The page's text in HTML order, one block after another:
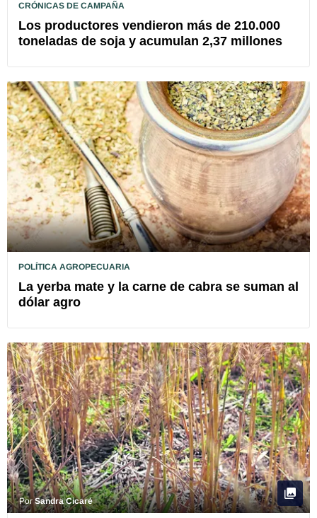
CRÓNICAS DE CAMPAÑA
Los productores vendieron más de 210.000
toneladas de soja y acumulan 2,37 millones
POLÍTICA AGROPECUARIA
La yerba mate y la carne de cabra se suman al
dólar agro
PorSandra Cicaré